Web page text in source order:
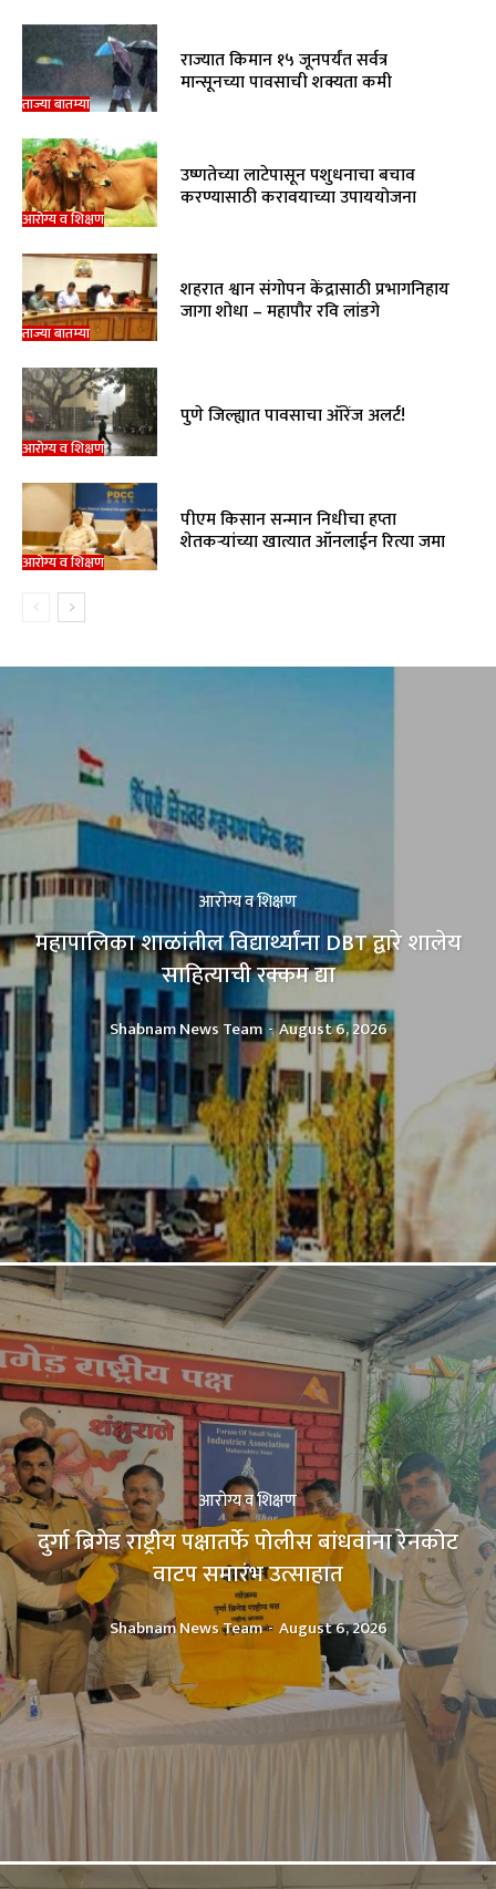
ताज्या बातम्या
राज्यात किमान १५ जूनपर्यंत सर्वत्र
मान्सूनच्या पावसाची शक्यता कमी
आरोग्य व शिक्षण
उष्णतेच्या लाटेपासून पशुधनाचा बचाव
करण्यासाठी करावयाच्या उपाययोजना
ताज्या बातम्या
शहरात श्वान संगोपन केंद्रासाठी प्रभागनिहाय
जागा शोधा – महापौर रवि लांडगे
आरोग्य व शिक्षण
पुणे जिल्ह्यात पावसाचा ऑरेंज अलर्ट!
आरोग्य व शिक्षण
पीएम किसान सन्मान निधीचा हप्ता
शेतकऱ्यांच्या खात्यात ऑनलाईन रित्या जमा
आरोग्य व शिक्षण
महापालिका शाळांतील विद्यार्थ्यांना DBT द्वारे शालेय
साहित्याची रक्कम द्या
Shabnam News Team - August 6, 2026
आरोग्य व शिक्षण
दुर्गा ब्रिगेड राष्ट्रीय पक्षातर्फे पोलीस बांधवांना रेनकोट
वाटप समारंभ उत्साहात
Shabnam News Team - August 6, 2026